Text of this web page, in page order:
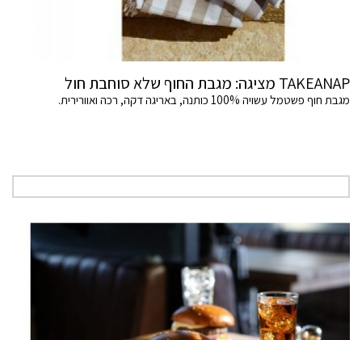
TAKEANAP מציגה: מגבת החוף שלא סוחבת חול
מגבת חוף פשטמל עשויה 100% כותנה, באריגה דקה, רכה ואוורירית.